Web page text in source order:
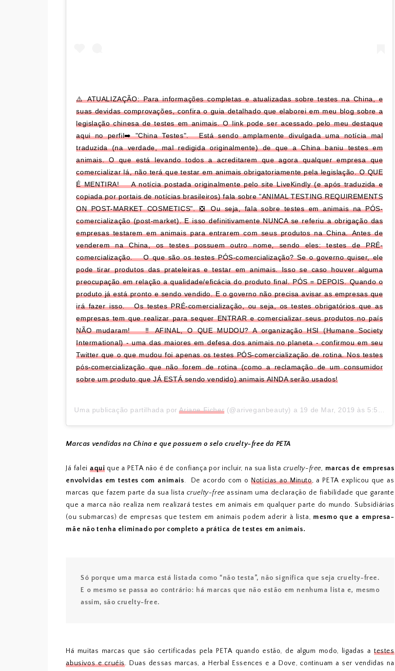
⚠️ ATUALIZAÇÃO: Para informações completas e atualizadas sobre testes na China, e
suas devidas comprovações, confira o guia detalhado que elaborei em meu blog sobre a
legislação chinesa de testes em animais. O link pode ser acessado pelo meu destaque
aqui no perfil➡️ "China Testes".⁣⁣⁣ ⁣⁣⁣ Está sendo amplamente divulgada uma notícia mal
traduzida (na verdade, mal redigida originalmente) de que a China baniu testes em
animais. O que está levando todos a acreditarem que agora qualquer empresa que
comercializar lá, não terá que testar em animais obrigatoriamente pela legislação. O QUE
É MENTIRA! ⁣⁣⁣⁣ ⁣⁣⁣⁣ A notícia postada originalmente pelo site LiveKindly (e após traduzida e
copiada por portais de notícias brasileiros) fala sobre "ANIMAL TESTING REQUIREMENTS
ON POST-MARKET COSMETICS". ❎ Ou seja, fala sobre testes em animais na PÓS-
comercialização (post-market). E isso definitivamente NUNCA se referiu a obrigação das
empresas testarem em animais para entrarem com seus produtos na China.⁣⁣ Antes de
venderem na China, os testes possuem outro nome, sendo eles: testes de PRÉ-
comercialização. ⁣⁣⁣⁣ ⁣ O que são os testes PÓS-comercialização? Se o governo quiser, ele
pode tirar produtos das prateleiras e testar em animais. Isso se caso houver alguma
preocupação em relação a qualidade/eficácia do produto final. PÓS = DEPOIS.⁣ Quando o
produto já está pronto e sendo vendido. E o governo não precisa avisar as empresas que
irá fazer isso.⁣⁣⁣ ⁣⁣⁣⁣ Os testes PRÉ-comercialização, ou seja, os testes obrigatórios que as
empresas tem que realizar para sequer ENTRAR e comercializar seus produtos no país
NÃO mudaram! ⁣⁣⁣⁣ ⁣⁣ ‼️ AFINAL, O QUE MUDOU? A organização HSI (Humane Society
Intermational) - uma das maiores em defesa dos animais no planeta - confirmou em seu
Twitter que o que mudou foi apenas os testes PÓS-comercialização de rotina. Nos testes
pós-comercialização que não forem de rotina (como a reclamação de um consumidor
sobre um produto que JÁ ESTÁ sendo vendido) animais AINDA serão usados!
Uma publicação partilhada porAriane Ficher (@ariveganbeauty) a 19 de Mar, 2019 às 5:52 PDT
Marcas vendidas na China e que possuem o selo cruelty-free da PETA
Já falei aqui que a PETA não é de confiança por incluir, na sua lista cruelty-free, marcas de empresas
envolvidas em testes com animais. De acordo com oNotícias ao Minuto, a PETA explicou que as
marcas que fazem parte da sua lista cruelty-free assinam uma declaração de fiabilidade que garante
que a marca não realiza nem realizará testes em animais em qualquer parte do mundo. Subsidiárias
(ou submarcas) de empresas que testem em animais podem aderir à lista, mesmo que a empresa-
mãe não tenha eliminado por completo a prática de testes em animais.
Só porque uma marca está listada como “não testa”, não significa que seja cruelty-free.
E o mesmo se passa ao contrário: há marcas que não estão em nenhuma lista e, mesmo
assim, são cruelty-free.
Há muitas marcas que são certificadas pela PETA quando estão, de algum modo, ligadas atestes
abusivos e cruéis. Duas dessas marcas, a Herbal Essences e a Dove, continuam a ser vendidas na